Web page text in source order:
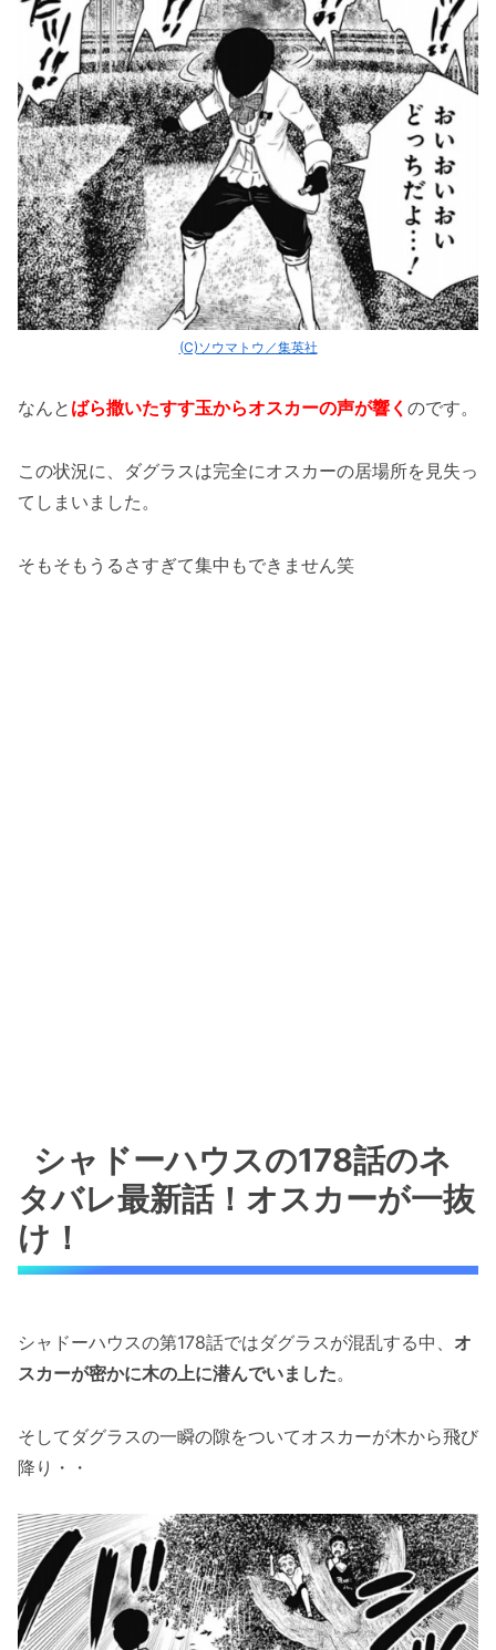
(C)ソウマトウ／集英社
なんと ばら撒いたすす玉からオスカーの声が響く のです。
この状況に、ダグラスは完全にオスカーの居場所を見失っ
てしまいました。
そもそもうるさすぎて集中もできません笑
シャドーハウスの178話のネ
タバレ最新話！オスカーが一抜
け！
シャドーハウスの第178話ではダグラスが混乱する中、 オ
スカーが密かに木の上に潜んでいました。
そしてダグラスの一瞬の隙をついてオスカーが木から飛び
降り・・